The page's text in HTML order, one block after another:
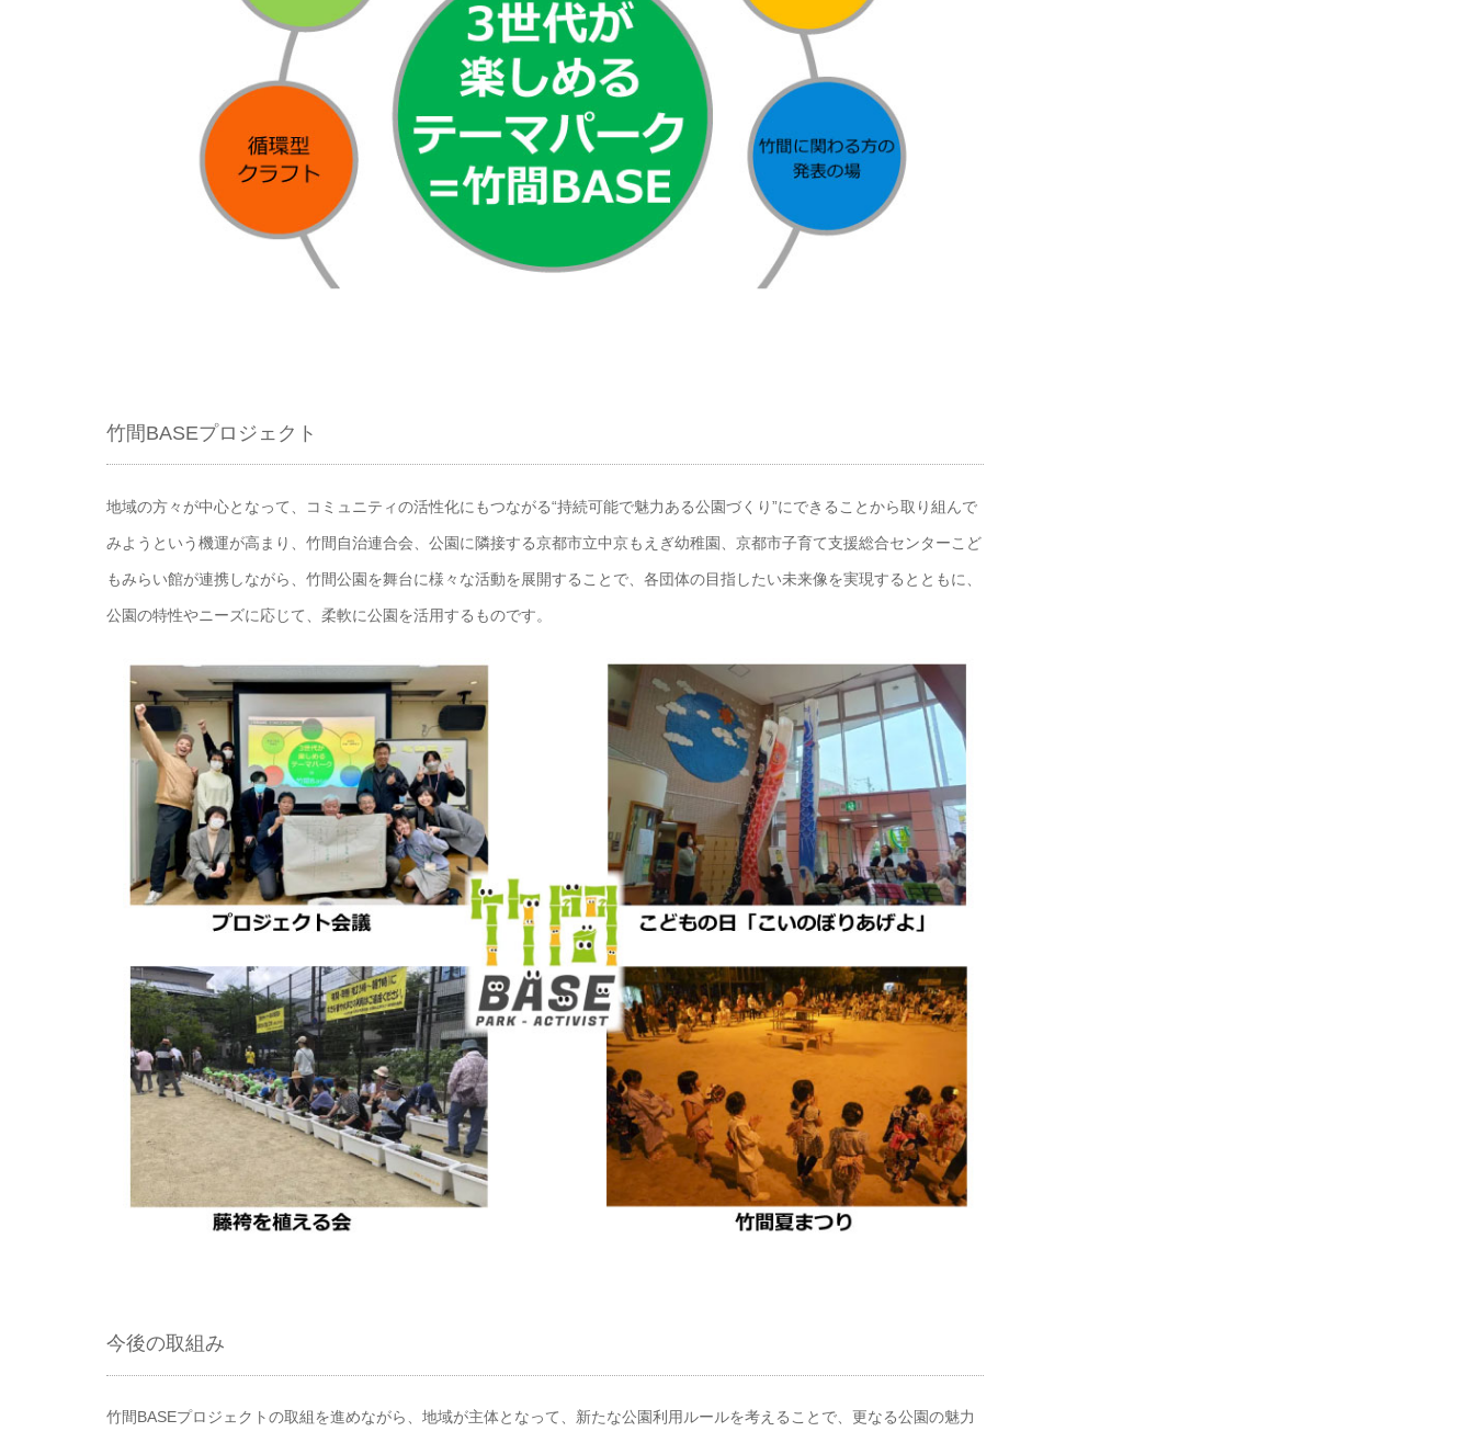
竹間BASEプロジェクト
地域の方々が中心となって、コミュニティの活性化にもつながる“持続可能で魅力ある公園づくり”にできることから取り組んで
みようという機運が高まり、竹間自治連合会、公園に隣接する京都市立中京もえぎ幼稚園、京都市子育て支援総合センターこど
もみらい館が連携しながら、竹間公園を舞台に様々な活動を展開することで、各団体の目指したい未来像を実現するとともに、
公園の特性やニーズに応じて、柔軟に公園を活用するものです。
今後の取組み
竹間BASEプロジェクトの取組を進めながら、地域が主体となって、新たな公園利用ルールを考えることで、更なる公園の魅力